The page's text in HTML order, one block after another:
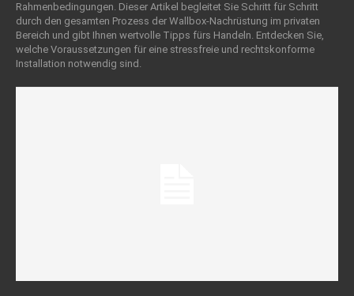
Rahmenbedingungen. Dieser Artikel begleitet Sie Schritt für Schritt
durch den gesamten Prozess der Wallbox-Nachrüstung im privaten
Bereich und gibt Ihnen wertvolle Tipps fürs Handeln. Entdecken Sie,
welche Voraussetzungen für eine stressfreie und rechtskonforme
Installation notwendig sind.